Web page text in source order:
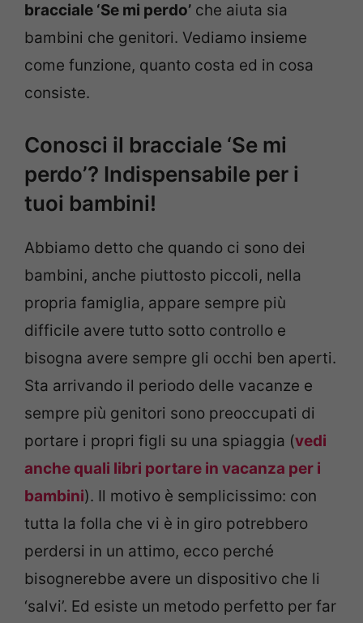
bracciale ‘Se mi perdo’ che aiuta sia
bambini che genitori. Vediamo insieme
come funzione, quanto costa ed in cosa
consiste.
Conosci il bracciale ‘Se mi
perdo’? Indispensabile per i
tuoi bambini!
Abbiamo detto che quando ci sono dei
bambini, anche piuttosto piccoli, nella
propria famiglia, appare sempre più
difficile avere tutto sotto controllo e
bisogna avere sempre gli occhi ben aperti.
Sta arrivando il periodo delle vacanze e
sempre più genitori sono preoccupati di
portare i propri figli su una spiaggia (vedi
anche quali libri portare in vacanza per i
bambini). Il motivo è semplicissimo: con
tutta la folla che vi è in giro potrebbero
perdersi in un attimo, ecco perché
bisognerebbe avere un dispositivo che li
‘salvi’. Ed esiste un metodo perfetto per far